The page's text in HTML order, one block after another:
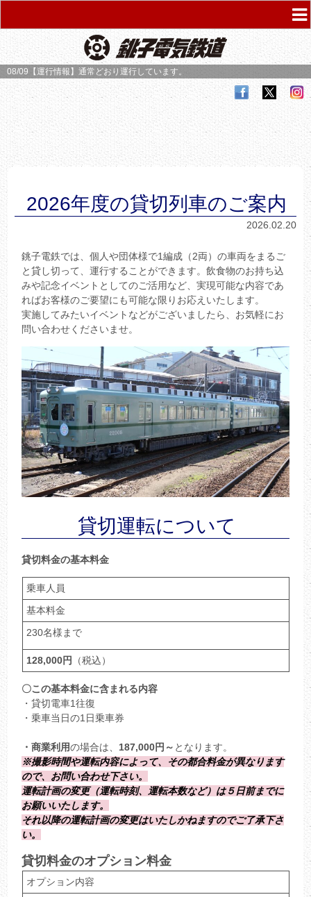
08/09【運行情報】 通常どおり運行しています。
2026年度の貸切列車のご案内
2026.02.20
銚子電鉄では、個人や団体様で1編成（2両）の車両をまるご
と貸し切って、運行することができます。飲食物のお持ち込
みや記念イベントとしてのご活用など、実現可能な内容であ
ればお客様のご要望にも可能な限りお応えいたします。
実施してみたいイベントなどがございましたら、お気軽にお
問い合わせくださいませ。
貸切運転について
貸切料金の基本料金
乗車人員
基本料金
230名様まで
128,000円 （税込）
〇この基本料金に含まれる内容
・貸切電車1往復
・乗車当日の1日乗車券
・商業利用の場合は、 187,000円～ となります。
※撮影時間や運転内容によって、その都合料金が異なります
ので、お問い合わせ下さい。
運転計画の変更（運転時刻、運転本数など）は５日前までに
お願いいたします。
それ以降の運転計画の変更はいたしかねますのでご了承下さ
い。
貸切料金のオプション料金
オプション内容